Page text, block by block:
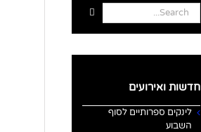
Search
for:
חדשות ואירועים
לינקים ספרותיים לסוף
השבוע